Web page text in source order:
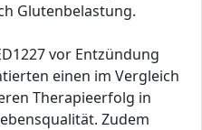
Glutenbelastung.
vor Entzündung
einen im Vergleich
Therapieerfolg in
Zudem